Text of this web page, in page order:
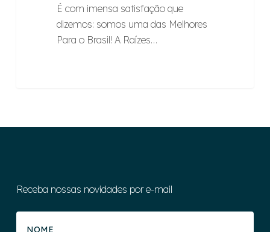
É com imensa satisfação que
dizemos: somos uma das Melhores
Para o Brasil! A Raízes…
Receba nossas novidades por e-mail